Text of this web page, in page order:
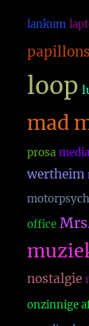
lankum
loop
mad
prosa media
wertheim
office
nostalgie
onzinnige